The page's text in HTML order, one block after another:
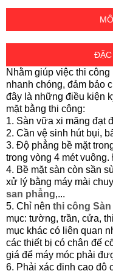
ĐẶC
Nhằm giúp việc thi công
nhanh chóng, đảm bảo
đây là những điều kiện
mặt bằng thi công:
1. Sàn vữa xi măng đạt
2. Cần vệ sinh hút bụi,
3. Độ phẳng bề mặt
trong vòng 4 mét
4. Bề mặt sàn còn sần
xử lý bằng máy mài
san phẳng,...
5. Chỉ nên thi công Sàn
mục: tường, trần, cửa,
mục khác có liên quan
các thiết bị có chân đế
giá để máy móc phải
6. Phải xác định cao độ